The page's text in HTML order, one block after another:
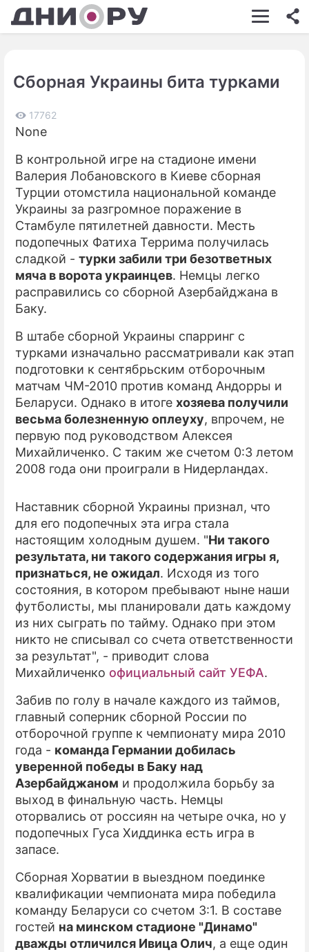
ШОУ-БИЗНЕС
КИНО
ЭКОНОМИКА
ПРОИСШЕСТВИЯ
СОННИК
СТИЛЬ ЖИЗНИ
СЕРИАЛЫ
ПРЕСС-РЕЛИЗЫ
О ПРОЕКТЕ
Сборная Украины бита турками
17762
None
В контрольной игре на стадионе имени
Валерия Лобановского в Киеве сборная
Турции отомстила национальной команде
Украины за разгромное поражение в
Стамбуле пятилетней давности. Месть
подопечных Фатиха Террима получилась
сладкой - турки забили три безответных
мяча в ворота украинцев. Немцы легко
расправились со сборной Азербайджана в
Баку.
В штабе сборной Украины спарринг с
турками изначально рассматривали как этап
подготовки к сентябрьским отборочным
матчам ЧМ-2010 против команд Андорры и
Беларуси. Однако в итоге хозяева получили
весьма болезненную оплеуху, впрочем, не
первую под руководством Алексея
Михайличенко. С таким же счетом 0:3 летом
2008 года они проиграли в Нидерландах.
Наставник сборной Украины признал, что
для его подопечных эта игра стала
настоящим холодным душем. "Ни такого
результата, ни такого содержания игры я,
признаться, не ожидал. Исходя из того
состояния, в котором пребывают ныне наши
футболисты, мы планировали дать каждому
из них сыграть по тайму. Однако при этом
никто не списывал со счета ответственности
за результат", - приводит слова
Михайличенко официальный сайт УЕФА.
Забив по голу в начале каждого из таймов,
главный соперник сборной России по
отборочной группе к чемпионату мира 2010
года - команда Германии добилась
уверенной победы в Баку над
Азербайджаном и продолжила борьбу за
выход в финальную часть. Немцы
оторвались от россиян на четыре очка, но у
подопечных Гуса Хиддинка есть игра в
запасе.
Сборная Хорватии в выездном поединке
квалификации чемпионата мира победила
команду Беларуси со счетом 3:1. В составе
гостей на минском стадионе "Динамо"
дважды отличился Ивица Олич, а еще один